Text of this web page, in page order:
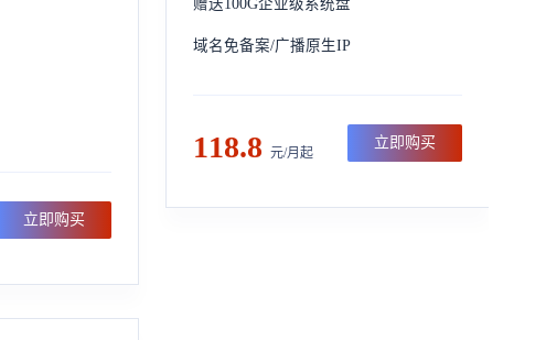
立即购买
赠送100G企业级系统盘
域名免备案/广播原生IP
118.8 元/月起
立即购买